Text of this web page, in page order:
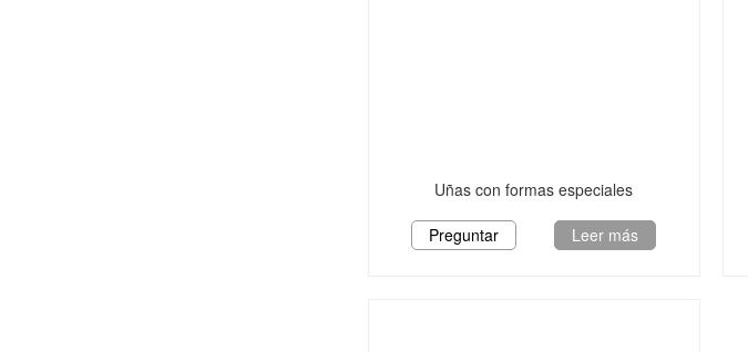
Uñas con formas especiales
Preguntar Leer más